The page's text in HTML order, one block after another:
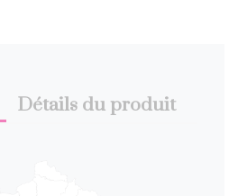
Détails du produit